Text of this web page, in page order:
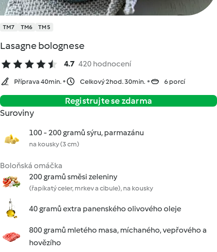
TM7 TM6 TM5
Lasagne bolognese
4.7 420 hodnocení
Příprava 40min. Celkový 2hod. 30min. 6 porcí
Registrujte se zdarma
Suroviny
100 - 200 gramů sýru, parmazánu
na kousky (3 cm)
Boloňská omáčka
200 gramů směsi zeleniny
(řapíkatý celer, mrkev a cibule), na kousky
40 gramů extra panenského olivového oleje
800 gramů mletého masa, míchaného, vepřového a
hovězího